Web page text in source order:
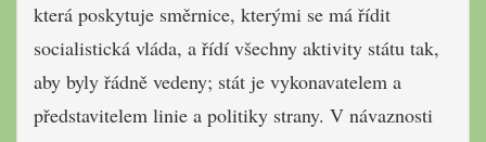
která poskytuje směrnice, kterými se má řídit
socialistická vláda, a řídí všechny aktivity státu tak,
aby byly řádně vedeny; stát je vykonavatelem a
představitelem linie a politiky strany. V návaznosti